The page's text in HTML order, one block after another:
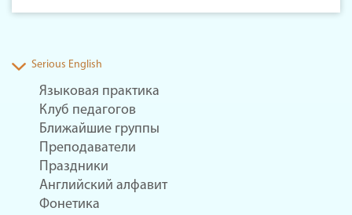
Serious English
Языковая практика
Клуб педагогов
Ближайшие группы
Преподаватели
Праздники
Английский алфавит
Фонетика